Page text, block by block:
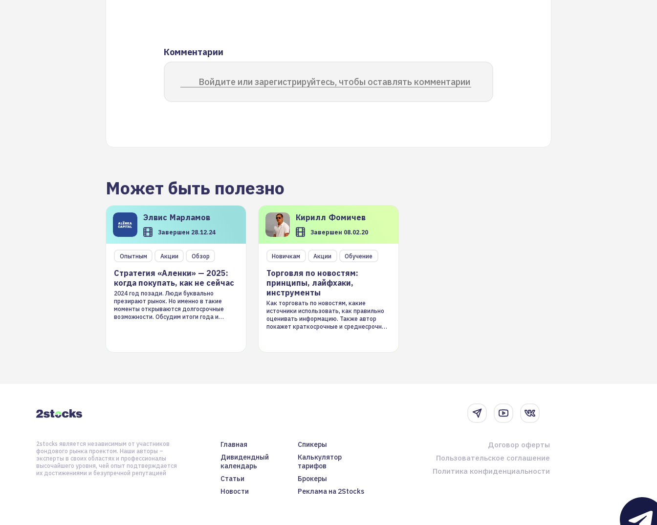
Комментарии
Войдите или зарегистрируйтесь, чтобы оставлять комментарии
Может быть полезно
Элвис Марламов
Завершен 28.12.24
Опытным Акции Обзор
Стратегия «Аленки» — 2025:
когда покупать, как не сейчас
2024 год позади. Люди буквально
презирают рынок. Но именно в такие
моменты открываются долгосрочные
возможности. Обсудим итоги года и
Кирилл Фомичев
Завершен 08.02.20
Новичкам Акции Обучение
Торговля по новостям:
принципы, лайфхаки,
инструменты
Как торговать по новостям, какие
источники использовать, как правильно
оценивать информацию. Также автор
покажет краткосрочные и среднесрочные
Главная
Спикеры
Дивидендный
календарь
Калькулятор
тарифов
Статьи
Брокеры
Новости
Реклама на 2Stocks
2stocks является независимым от участников
фондового рынка проектом. Наши авторы –
эксперты в своих областях и профессионалы
высочайшего уровня, чей опыт подтверждается
их достижениями и безупречной репутацией
Договор оферты
Пользовательское соглашение
Политика конфиденциальности